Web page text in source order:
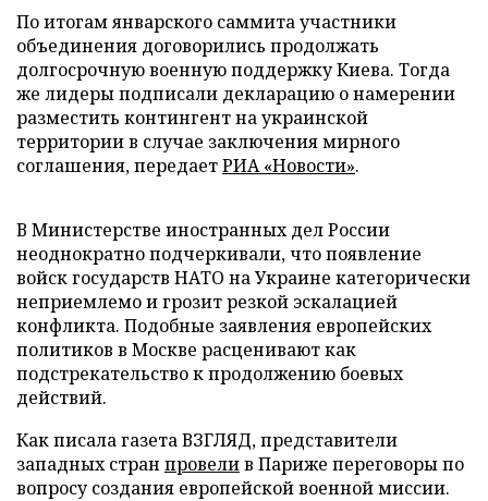
По итогам январского саммита участники
объединения договорились продолжать
долгосрочную военную поддержку Киева. Тогда
же лидеры подписали декларацию о намерении
разместить контингент на украинской
территории в случае заключения мирного
соглашения, передаетРИА «Новости».
В Министерстве иностранных дел России
неоднократно подчеркивали, что появление
войск государств НАТО на Украине категорически
неприемлемо и грозит резкой эскалацией
конфликта. Подобные заявления европейских
политиков в Москве расценивают как
подстрекательство к продолжению боевых
действий.
Как писала газета ВЗГЛЯД, представители
западных стран провелив Париже переговоры по
вопросу создания европейской военной миссии.